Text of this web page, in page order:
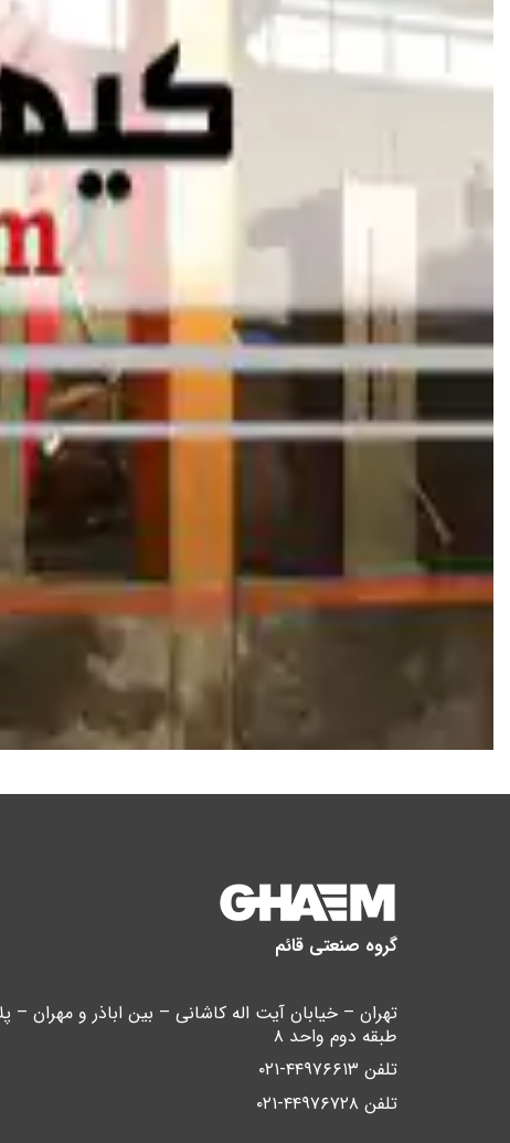
گروه صنعتی قائم
طبقه دوم واحد ۸
تلفن ۴۴۹۷۶۶۱۳-۰۲۱
تلفن ۴۴۹۷۶۷۲۸-۰۲۱